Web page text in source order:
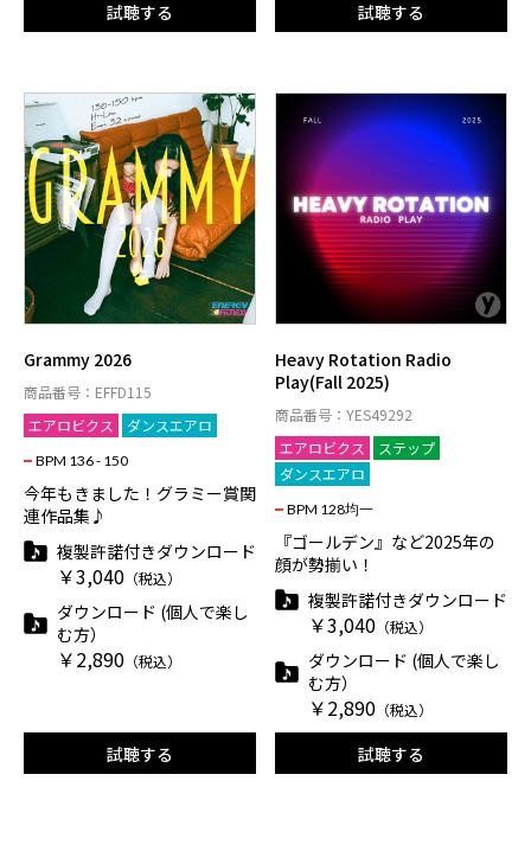
試聴する 試聴する
Grammy 2026
商品番号：EFFD115
エアロビクス
ダンスエアロ
BPM 136 - 150
今年もきました！グラミー賞関
連作品集♪
複製許諾付きダウンロード
￥3,040 （税込）
ダウンロード (個人で楽し
む方）
￥2,890 （税込）
試聴する
Heavy Rotation Radio
Play(Fall 2025)
商品番号：YES49292
エアロビクス
ステップ
ダンスエアロ
BPM 128均一
『ゴールデン』など2025年の
顔が勢揃い！
複製許諾付きダウンロード
￥3,040 （税込）
ダウンロード (個人で楽し
む方）
￥2,890 （税込）
試聴する